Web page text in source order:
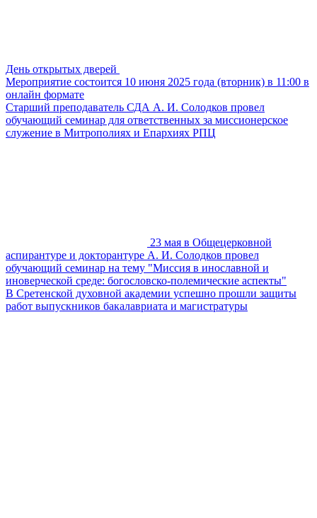
День открытых дверей
Мероприятие состоится 10 июня 2025 года (вторник) в 11:00 в
онлайн формате
Старший преподаватель СДА А. И. Солодков провел
обучающий семинар для ответственных за миссионерское
служение в Митрополиях и Епархиях РПЦ
23 мая в Общецерковной
аспирантуре и докторантуре А. И. Солодков провел
обучающий семинар на тему "Миссия в инославной и
иноверческой среде: богословско-полемические аспекты"
В Сретенской духовной академии успешно прошли защиты
работ выпускников бакалавриата и магистратуры